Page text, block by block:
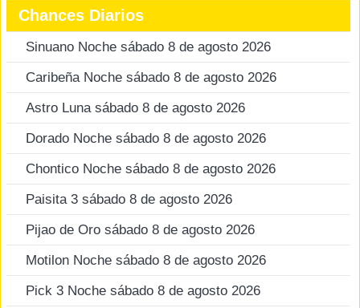
Chances Diarios
Sinuano Noche sábado 8 de agosto 2026
Caribeña Noche sábado 8 de agosto 2026
Astro Luna sábado 8 de agosto 2026
Dorado Noche sábado 8 de agosto 2026
Chontico Noche sábado 8 de agosto 2026
Paisita 3 sábado 8 de agosto 2026
Pijao de Oro sábado 8 de agosto 2026
Motilon Noche sábado 8 de agosto 2026
Pick 3 Noche sábado 8 de agosto 2026